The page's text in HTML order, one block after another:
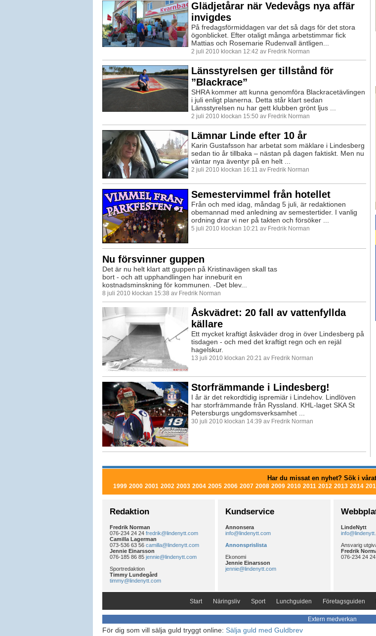
Glädjetårar när Vedevågs nya affär
invigdes
På fredagsförmiddagen var det så dags för det stora
ögonblicket. Efter otaligt många arbetstimmar fick
Mattias och Rosemarie Rudenvall äntligen...
2 juli 2010 klockan 12:42 av Fredrik Norman
Länsstyrelsen ger tillstånd för
”Blackrace”
SHRA kommer att kunna genomföra Blackracetävlingen
i juli enligt planerna. Detta står klart sedan
Länsstyrelsen nu har gett klubben grönt ljus ...
2 juli 2010 klockan 15:50 av Fredrik Norman
Lämnar Linde efter 10 år
Karin Gustafsson har arbetat som mäklare i Lindesberg
sedan tio år tillbaka – nästan på dagen faktiskt. Men nu
väntar nya äventyr på en helt ...
2 juli 2010 klockan 16:11 av Fredrik Norman
Semestervimmel från hotellet
Från och med idag, måndag 5 juli, är redaktionen
obemannad med anledning av semestertider. I vanlig
ordning drar vi ner på takten och försöker ...
5 juli 2010 klockan 10:21 av Fredrik Norman
Nu försvinner guppen
Det är nu helt klart att guppen på Kristinavägen skall tas
bort - och att upphandlingen har inneburit en
kostnadsminskning för kommunen. -Det blev...
8 juli 2010 klockan 15:38 av Fredrik Norman
Åskvädret: 20 fall av vattenfyllda
källare
Ett mycket kraftigt åskväder drog in över Lindesberg på
tisdagen - och med det kraftigt regn och en rejäl
hagelskur.
13 juli 2010 klockan 20:21 av Fredrik Norman
Storfrämmande i Lindesberg!
I år är det rekordtidig ispremiär i Lindehov. Lindlöven
har storfrämmande från Ryssland. KHL-laget SKA St
Petersburgs ungdomsverksamhet ...
30 juli 2010 klockan 14:39 av Fredrik Norman
Har du missat en nyhet? Sök i
1999 2000 2001 2002 2003 2004 2005 2006 2007 2008 2009 2010 2011 2012 2013 2014
Redaktion
Fredrik Norman
076-234 24 24 fredrik@lindenytt.com
Camilla Lagerman
073-536 63 56 camilla@lindenytt.com
Jennie Einarsson
076-185 86 85 jennie@lindenytt.com
Sportredaktion
Timmy Lundegård
timmy@lindenytt.com
Kundservice
Annonsera
info@lindenytt.com
Annonsprislista
Ekonomi
Jennie Einarsson
jennie@lindenytt.com
LindeNytt
Ansvarig
Fredrik
076-234 24 24
Start Näringsliv Sport Lunchguiden Företagsguiden
Extern medverkan
För dig som vill sälja guld tryggt online: Sälja guld med Guldbrev